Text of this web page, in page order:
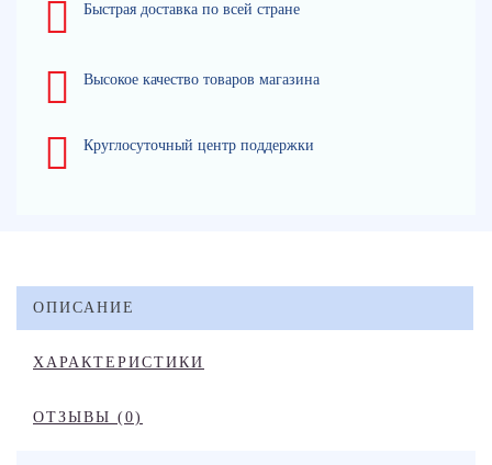
Быстрая доставка по всей стране
Высокое качество товаров магазина
Круглосуточный центр поддержки
ОПИСАНИЕ
ХАРАКТЕРИСТИКИ
ОТЗЫВЫ (0)